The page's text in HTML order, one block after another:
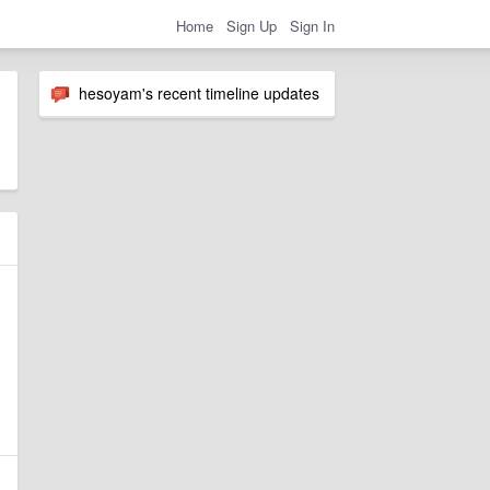
Home Sign Up Sign In
hesoyam's recent timeline updates